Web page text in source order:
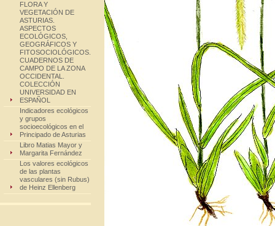
FLORA Y
VEGETACIÓN DE
ASTURIAS.
ASPECTOS
ECOLÓGICOS,
GEOGRÁFICOS Y
FITOSOCIOLÓGICOS.
CUADERNOS DE
CAMPO DE LA ZONA
OCCIDENTAL.
COLECCIÓN
UNIVERSIDAD EN
ESPAÑOL
Indicadores ecológicos
y grupos
socioecológicos en el
Principado de Asturias
Libro Matias Mayor y
Margarita Fernández
Los valores ecológicos
de las plantas
vasculares (sin Rubus)
de Heinz Ellenberg